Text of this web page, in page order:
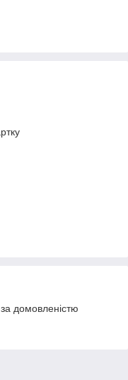
домовленістю